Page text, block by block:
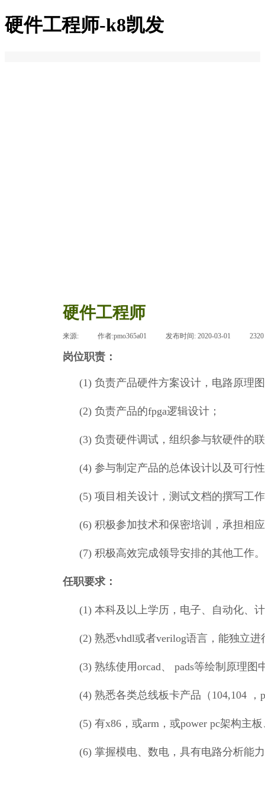
硬件工程​师-k8凯发
硬件工程​师
来源: 作者:pmo365a01 发布时间: 2020-03-01 2320
岗位职责：
(1) 负责产品硬件方案设计，电路原理
(2) 负责产品的fpga逻辑设计；
(3) 负责硬件调试，组织参与软硬件的
(4) 参与制定产品的总体设计以及可行
(5) 项目相关设计，测试文档的撰写工
(6) 积极参加技术和保密培训，承担相
(7) 积极高效完成领导安排的其他工作。
任职要求：
(1) 本科及以上学历，电子、自动化、
(2) 熟悉vhdl或者verilog语言，能独立
(3) 熟练使用orcad、 pads等绘制原理图
(4) 熟悉各类总线板卡产品（ 104,104
(5) 有x86，或arm，或power pc架构主
(6) 掌握模电、数电，具有电路分析能力